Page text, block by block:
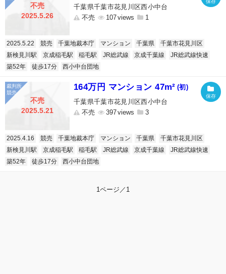
不売
2025.5.26
千葉県千葉市花見川区西小中台
不売
107 1
2025.5.22 競売 千葉地裁本庁 マンション 千葉県
千葉市花見川区
新検見川駅
京成稲毛駅 稲毛駅 JR総武線 京成千葉線
JR総武線快速
築52年
徒歩17分 西小中台団地
不売
2025.5.21
164万円 マンション 47m² (初)
千葉県千葉市花見川区西小中台
不売
397 3
2025.4.16 競売 千葉地裁本庁 マンション 千葉県
千葉市花見川区
新検見川駅
京成稲毛駅 稲毛駅 JR総武線 京成千葉線
JR総武線快速
築52年
徒歩17分 西小中台団地
1ページ／1